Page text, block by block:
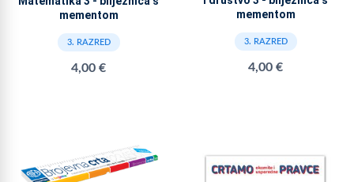
mementom
3. RAZRED
4,00 €
mementom
3. RAZRED
4,00 €